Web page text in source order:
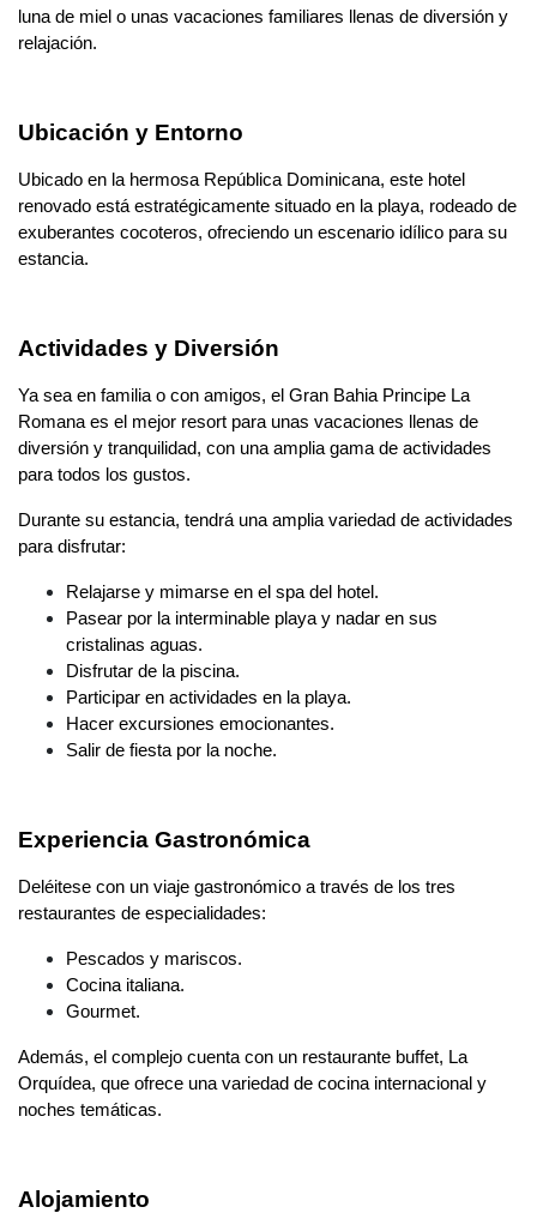
luna de miel o unas vacaciones familiares llenas de diversión y
relajación.
Ubicación y Entorno
Ubicado en la hermosa República Dominicana, este hotel
renovado está estratégicamente situado en la playa, rodeado de
exuberantes cocoteros, ofreciendo un escenario idílico para su
estancia.
Actividades y Diversión
Ya sea en familia o con amigos, el Gran Bahia Principe La
Romana es el mejor resort para unas vacaciones llenas de
diversión y tranquilidad, con una amplia gama de actividades
para todos los gustos.
Durante su estancia, tendrá una amplia variedad de actividades
para disfrutar:
Relajarse y mimarse en el spa del hotel.
Pasear por la interminable playa y nadar en sus
cristalinas aguas.
Disfrutar de la piscina.
Participar en actividades en la playa.
Hacer excursiones emocionantes.
Salir de fiesta por la noche.
Experiencia Gastronómica
Deléitese con un viaje gastronómico a través de los tres
restaurantes de especialidades:
Pescados y mariscos.
Cocina italiana.
Gourmet.
Además, el complejo cuenta con un restaurante buffet, La
Orquídea, que ofrece una variedad de cocina internacional y
noches temáticas.
Alojamiento